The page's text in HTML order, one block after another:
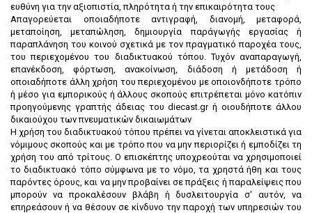
ευθύνη για την αξιοπιστία, πληρότητα ή την επικαιρότητα τους
Απαγορεύεται οποιαδήποτε αντιγραφή, διανομή, μεταφορά,
μεταποίηση, μεταπώληση, δημιουργία παράγωγής εργασίας ή
παραπλάνηση του κοινού σχετικά με τον πραγματικό παροχέα τους,
του περιεχομένου του διαδικτυακού τόπου. Τυχόν αναπαραγωγή,
επανέκδοση, φόρτωση, ανακοίνωση, διάδοση ή μετάδοση ή
οποιαδήποτε άλλη χρήση του περιεχομένου με οποιονδήποτε τρόπο
ή μέσο για εμπορικούς ή άλλους σκοπούς επιτρέπεται μόνο κατόπιν
προηγούμενης γραπτής άδειας του diecast.gr ή οιουδήποτε άλλου
δικαιούχου των πνευματικών δικαιωμάτων
H χρήση του διαδικτυακού τόπου πρέπει να γίνεται αποκλειστικά για
νόμιμους σκοπούς και με τρόπο που να μην περιορίζει ή εμποδίζει τη
χρήση του από τρίτους. Ο επισκέπτης υποχρεούται να χρησιμοποιεί
το διαδικτυακό τόπο σύμφωνα με το νόμο, τα χρηστά ήθη και τους
παρόντες όρους, και να μην προβαίνει σε πράξεις ή παραλείψεις που
μπορούν να προκαλέσουν βλάβη ή δυσλειτουργία σ' αυτόν, να
επηρεάσουν ή να θέσουν σε κίνδυνο την παροχή των υπηρεσιών του